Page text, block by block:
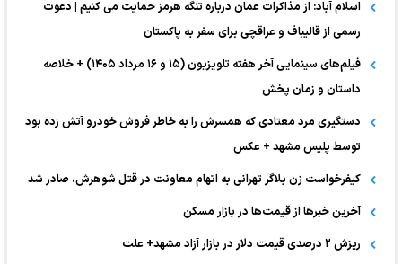
اسلام آباد: از مذاکرات عمان درباره تنگه هرمز حمایت می کنیم | دعوت
رسمی از قالیباف و عراقچی برای سفر به پاکستان
فیلم‌های سینمایی آخر هفته تلویزیون (۱۵ و ۱۶ مرداد ۱۴۰۵) + خلاصه
داستان و زمان پخش
دستگیری مرد معتادی که همسرش را به خاطر فروش خودرو آتش زده بود
توسط پلیس مشهد + عکس
کیفرخواست زن بلاگر تهرانی به اتهام معاونت در قتل شوهرش، صادر شد
آخرین خبر‌ها از قیمت‌ها در بازار مسکن
ریزش ۲ درصدی قیمت دلار در بازار آزاد مشهد+ علت